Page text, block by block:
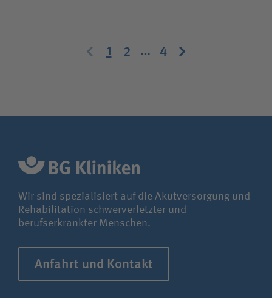
Zurück
1 2 … 4 Weiter
Wir sind spezialisiert auf die Akutversorgung und
Rehabilitation schwerverletzter und
berufserkrankter Menschen.
Anfahrt und Kontakt